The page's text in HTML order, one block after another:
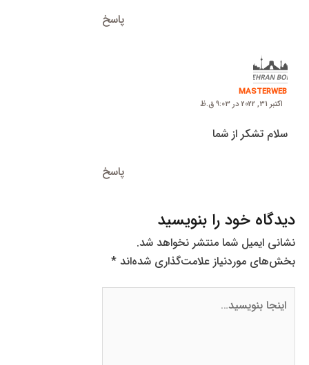
پاسخ
MASTERWEB
اکتبر 31, 2022 در 9:03 ق.ظ
سلام تشکر از شما
پاسخ
دیدگاه‌ خود را بنویسید
نشانی ایمیل شما منتشر نخواهد شد.
بخش‌های موردنیاز علامت‌گذاری شده‌اند *
بنویسید…